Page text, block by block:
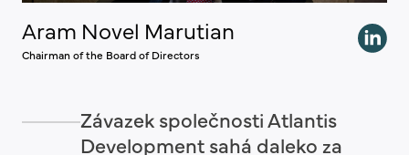
Aram Novel Marutian
Chairman of the Board of Directors
Závazek společnosti Atlantis
Development sahá daleko za